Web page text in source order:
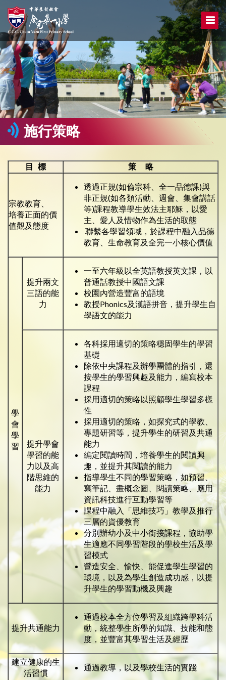
施行策略
目 標 策 略
宗教教育、
培養正面的價
值觀及態度
透過正規(如倫宗科、全一品德課)與
非正規(如各類活動、週會、集會講話
等)課程教導學生效法主耶穌，以愛
主、愛人及惜物作為生活的取態
聯繫各學習領域，於課程中融入品德
教育、生命教育及全完一小核心價值
學
會
學
習
提升兩文
三語的能
力
一至六年級以全英語教授英文課，以
普通話教授中國語文課
校園內營造豐富的語境
教授Phonics及漢語拼音，提升學生自
學語文的能力
提升學會
學習的能
力以及高
階思維的
能力
各科採用適切的策略穩固學生的學習
基礎
除依中央課程及辦學團體的指引，還
按學生的學習興趣及能力，編寫校本
課程
採用適切的策略以照顧學生學習多樣
性
採用適切的策略，如探究式的學教、
專題研習等，提升學生的研習及共通
能力
編定閱讀時間，培養學生的閱讀興
趣，並提升其閱讀的能力
指導學生不同的學習策略，如預習、
寫筆記、畫概念圖、閱讀策略、應用
資訊科技進行互動學習等
課程中融入「思維技巧」教學及推行
三層的資優教育
分別辦幼小及中小銜接課程，協助學
生適應不同學習階段的學校生活及學
習模式
營造安全、愉快、能促進學生學習的
環境，以及為學生創造成功感，以提
升學生的學習動機及興趣
提升共通能力
通過校本全方位學習及組織跨學科活
動，統整學生所學的知識、技能和態
度，並豐富其學習生活及經歷
建立健康的生
活習慣
通過教導，以及學校生活的實踐